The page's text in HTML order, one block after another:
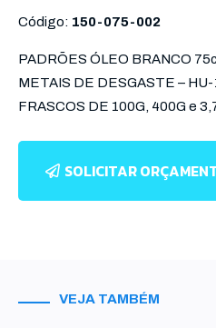
Código: 150-075-002
PADRÕES ÓLEO BRANCO
METAIS DE DESGASTE –
FRASCOS DE 100G, 400G e
SOLICITAR
VEJA TAMBÉM